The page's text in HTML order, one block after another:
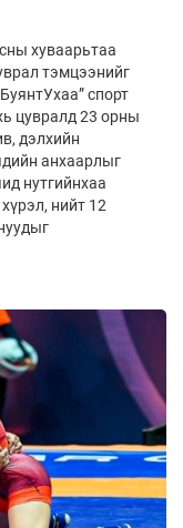
хуваарьтаа
тэмцээнийг
спорт
цувралд 23 орны
дэлхийн
анхаарлыг
нут­гийнхаа
нийт 12